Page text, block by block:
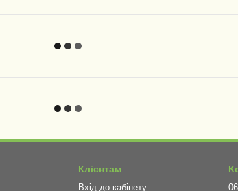
Клієнтам
Вхід до кабінету